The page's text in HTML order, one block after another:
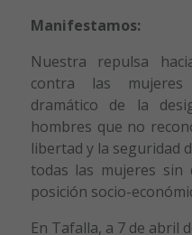
Manifestamos:
Nuestra repulsa
contra las
dramático de la
hombres que no
libertad y la seguridad
todas las mujeres sin
posición socio-
En Tafalla, a 7 de abril